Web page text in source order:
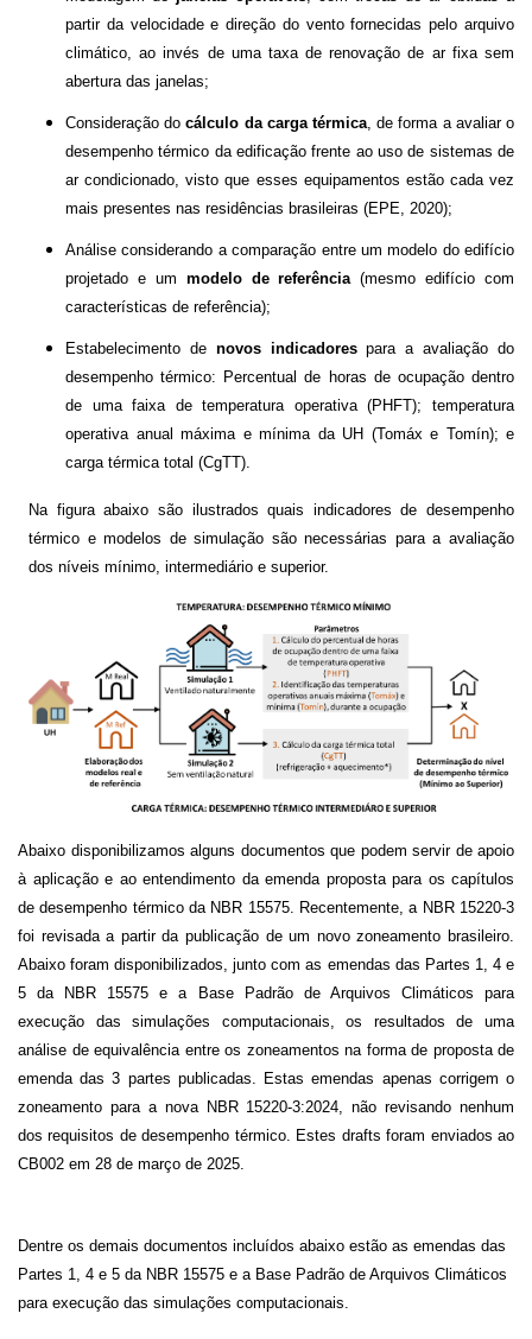
partir da velocidade e direção do vento fornecidas pelo arquivo
climático, ao invés de uma taxa de renovação de ar fixa sem
abertura das janelas;
Consideração docálculo da carga térmica , de forma a avaliar o
desempenho térmico da edificação frente ao uso de sistemas de
ar condicionado, visto que esses equipamentos estão cada vez
mais presentes nas residências brasileiras (EPE, 2020);
Análise considerando a comparação entre um modelo do edifício
projetado e um modelo de referência (mesmo edifício com
características de referência);
Estabelecimento de novos indicadorespara a avaliação do
desempenho térmico: Percentual de horas de ocupação dentro
de uma faixa de temperatura operativa (PHFT); temperatura
operativa anual máxima e mínima da UH (Tomáx e Tomín); e
carga térmica total (CgTT).
Na figura abaixo são ilustrados quais indicadores de desempenho
térmico e modelos de simulação são necessárias para a avaliação
dos níveis mínimo, intermediário e superior.
Abaixo disponibilizamos alguns documentos que podem servir de apoio
à aplicação e ao entendimento da emenda proposta para os capítulos
de desempenho térmico da NBR 15575. Recentemente, a NBR 15220-3
foi revisada a partir da publicação de um novo zoneamento brasileiro.
Abaixo foram disponibilizados, junto com as emendas das Partes 1, 4 e
5 da NBR 15575 e a Base Padrão de Arquivos Climáticos para
execução das simulações computacionais, os resultados de uma
análise de equivalência entre os zoneamentos na forma de proposta de
emenda das 3 partes publicadas. Estas emendas apenas corrigem o
zoneamento para a nova NBR 15220-3:2024, não revisando nenhum
dos requisitos de desempenho térmico. Estes drafts foram enviados ao
CB002 em 28 de março de 2025.
Dentre os demais documentos incluídos abaixo estão as emendas das
Partes 1, 4 e 5 da NBR 15575 e a Base Padrão de Arquivos Climáticos
para execução das simulações computacionais.